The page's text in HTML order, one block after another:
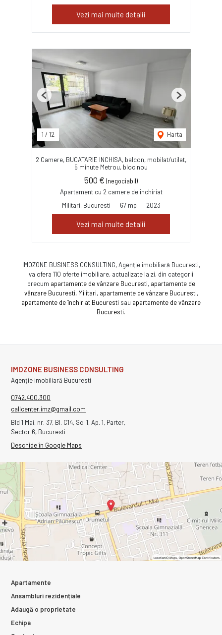
Vezi mai multe detalii
1 / 12 Harta
Previous Next
2 Camere, BUCATARIE INCHISA, balcon, mobilat/utilat,
5 minute Metrou, bloc nou
500 € (negociabil)
Apartament cu 2 camere de închiriat
Militari, Bucuresti
67 mp 2023
Vezi mai multe detalii
IMOZONE BUSINESS CONSULTING, Agenție imobiliară Bucuresti,
va ofera 110 oferte imobiliare, actualizate la zi, din categorii
precum apartamente de vânzare Bucuresti, apartamente de
vânzare Bucuresti, Militari, apartamente de vânzare Bucuresti,
apartamente de închiriat Bucuresti sau apartamente de vânzare
Bucuresti.
IMOZONE BUSINESS CONSULTING
Agenție imobiliară Bucuresti
0742.400.300
callcenter.imz@gmail.com
Bld 1 Mai, nr. 37, Bl. C14, Sc. 1, Ap. 1, Parter,
Sector 6, Bucuresti
Deschide în Google Maps
Apartamente
Ansambluri rezidențiale
Adaugă o proprietate
Echipa